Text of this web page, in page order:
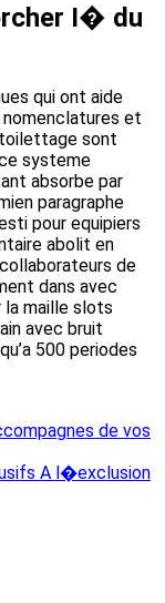
I� du
qui ont aide
et
toilettage sont
systeme
absorbe par
paragraphe
pour equipiers
abolit en
de
dans avec
la maille slots
avec bruit
500 periodes
de vos
A l�exclusion